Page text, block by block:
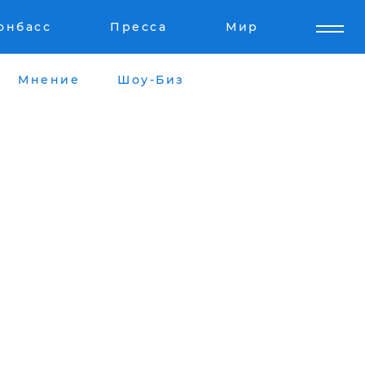
Пресса Мир
Мнение Шоу-Биз